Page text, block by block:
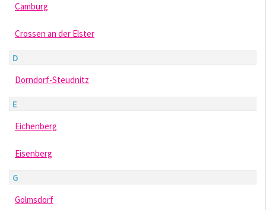
Camburg
Crossen an der Elster
D
Dorndorf-Steudnitz
E
Eichenberg
Eisenberg
G
Golmsdorf